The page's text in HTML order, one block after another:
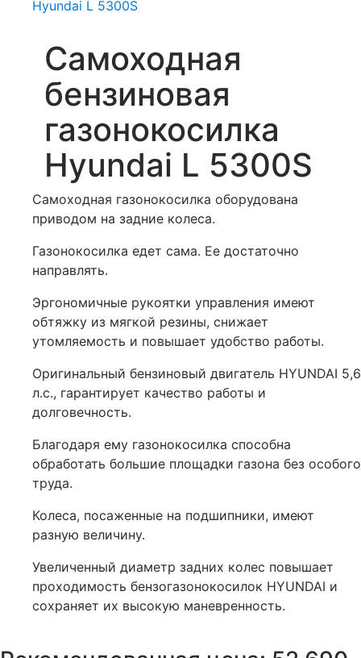
Самоходная
бензиновая
газонокосилка
Hyundai L 5300S
Cамоходная газонокосилка оборудована
приводом на задние колеса.
Газонокосилка едет сама. Ее достаточно
направлять.
Эргономичные рукоятки управления имеют
обтяжку из мягкой резины, снижает
утомляемость и повышает удобство работы.
Оригинальный бензиновый двигатель HYUNDAI 5,6
л.с., гарантирует качество работы и
долговечность.
Благодаря ему газонокосилка способна
обработать большие площадки газона без особого
труда.
Колеса, посаженные на подшипники, имеют
разную величину.
Увеличенный диаметр задних колес повышает
проходимость бензогазонокосилок HYUNDAI и
сохраняет их высокую маневренность.